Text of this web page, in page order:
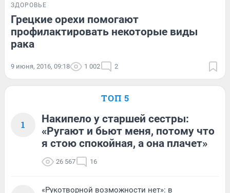
ЗДОРОВЬЕ
Грецкие орехи помогают
профилактировать некоторые виды
рака
9 июня, 2016, 09:18 1 002 2
ТОП 5
1
Накипело у старшей сестры:
«Ругают и бьют меня, потому что
я стою спокойная, а она плачет»
26 567 16
«Рукотворной возможности нет»: в